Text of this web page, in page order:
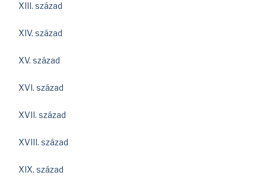
XIII. század
XIV. század
XV. század
XVI. század
XVII. század
XVIII. század
XIX. század